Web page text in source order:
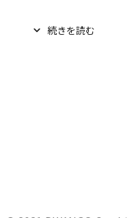
続きを読む